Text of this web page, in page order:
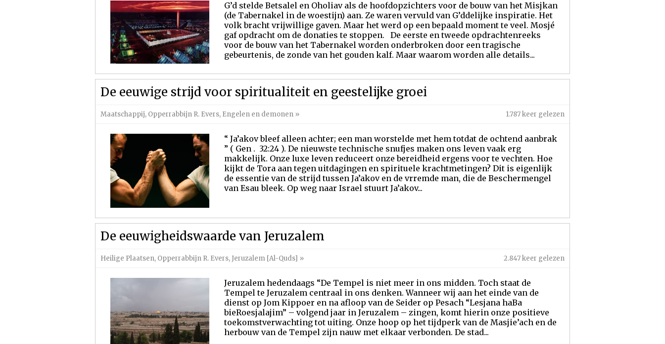
G’d stelde Betsalel en Oholiav als de hoofdopzichters voor de bouw van het Misjkan
(de Tabernakel in de woestijn) aan. Ze waren vervuld van G’ddelijke inspiratie. Het
volk bracht vrijwillige gaven. Maar het werd op een bepaald moment te veel. Mosjé
gaf opdracht om de donaties te stoppen. De eerste en tweede opdrachtenreeks
voor de bouw van het Tabernakel worden onderbroken door een tragische
gebeurtenis, de zonde van het gouden kalf. Maar waarom worden alle details...
De eeuwige strijd voor spiritualiteit en geestelijke groei
Maatschappij, Opperrabbijn R. Evers, Engelen en demonen » 1.787 keer gelezen
“ Ja’akov bleef alleen achter; een man worstelde met hem totdat de ochtend aanbrak
” ( Gen . 32:24 ). De nieuwste technische snufjes maken ons leven vaak erg
makkelijk. Onze luxe leven reduceert onze bereidheid ergens voor te vechten. Hoe
kijkt de Tora aan tegen uitdagingen en spirituele krachtmetingen? Dit is eigenlijk
de essentie van de strijd tussen Ja’akov en de vrremde man, die de Beschermengel
van Esau bleek. Op weg naar Israel stuurt Ja’akov...
De eeuwigheidswaarde van Jeruzalem
Heilige Plaatsen, Opperrabbijn R. Evers, Jeruzalem [Al-Quds] » 2.847 keer gelezen
Jeruzalem hedendaags “De Tempel is niet meer in ons midden. Toch staat de
Tempel te Jeruzalem centraal in ons denken. Wanneer wij aan het einde van de
dienst op Jom Kippoer en na afloop van de Seider op Pesach “Lesjana haBa
bieRoesjalajim” – volgend jaar in Jeruzalem – zingen, komt hierin onze positieve
toekomstverwachting tot uiting. Onze hoop op het tijdperk van de Masjie’ach en de
herbouw van de Tempel zijn nauw met elkaar verbonden. De stad...